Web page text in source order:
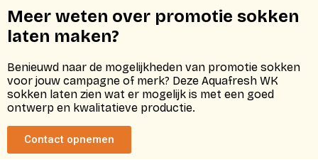
Meer weten over promotie sokken
laten maken?
Benieuwd naar de mogelijkheden van promotie sokken
voor jouw campagne of merk? Deze Aquafresh WK
sokken laten zien wat er mogelijk is met een goed
ontwerp en kwalitatieve productie.
Contact opnemen